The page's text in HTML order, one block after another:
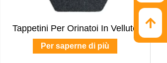
Tappetini Per Orinatoi In Velluto
Per saperne di più